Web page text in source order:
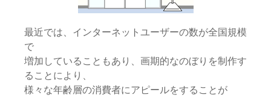
最近では、インターネットユーザーの数が全国規模
で
増加していることもあり、画期的なのぼりを制作す
ることにより、
様々な年齢層の消費者にアピールをすることが